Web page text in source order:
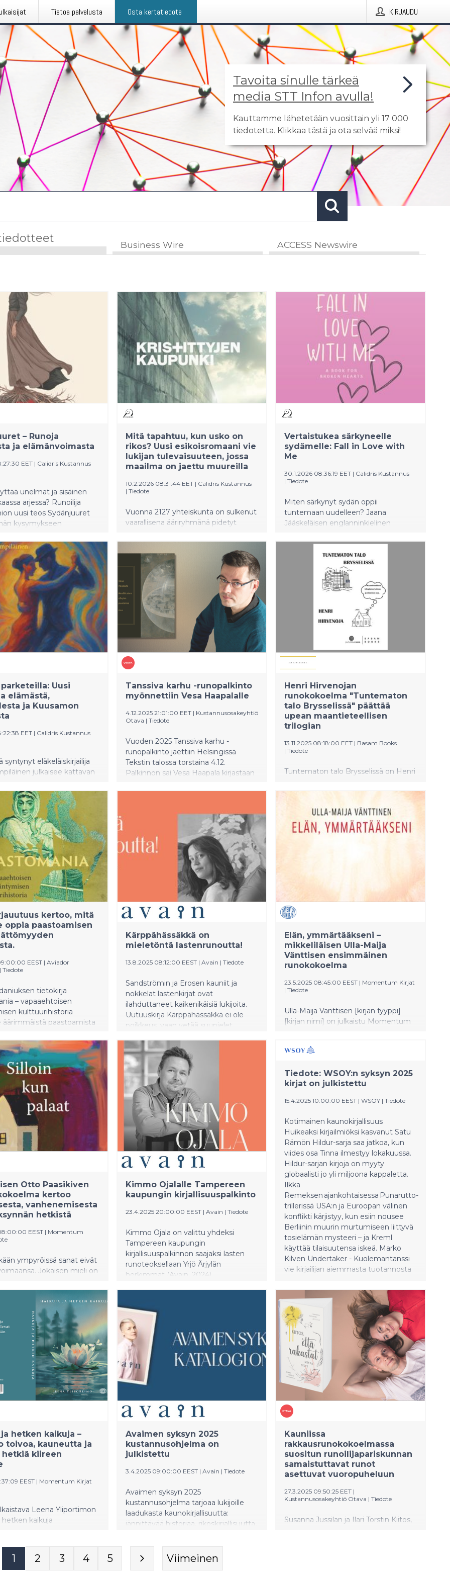
Tietoa palvelusta Osta kertatiedote KIRJAUDU
Tavoita sinulle tärkeä
media STT Infon avulla!
Kauttamme lähetetään vuosittain yli 17 000
tiedotetta. Klikkaa tästä ja ota selvää miksi!
Business Wire ACCESS Newswire
– Runoja
ja elämänvoimasta
EET | Calidris Kustannus
unelmat ja sisäinen
arjessa? Runoilija
uusi teos Sydänjuuret
kysymykseen
ja löytää omat
kun päivät ja viikot
liiankin nopeasti.
Mitä tapahtuu, kun usko on
rikos? Uusi esikoisromaani vie
lukijan tulevaisuuteen, jossa
maailma on jaettu muureilla
10.2.2026 08:31:44 EET | Calidris Kustannus
| Tiedote
Vuonna 2127 yhteiskunta on sulkenut
vaarallisena ääriryhmänä pidetyt
Tamperelaisen Emmi Reinikaisen
esikoisteos Kristittyjen kaupunki on
vangitseva nuorten aikuisten
dystopia, joka kysyy, voiko kahden
vastakkaisen maailman välillä elää
säilyttäen oman totuutensa.
Vertaistukea särkyneelle
sydämelle: Fall in Love with
Me
30.1.2026 08:36:19 EET | Calidris Kustannus
| Tiedote
Miten särkynyt sydän oppii
tuntemaan uudelleen? Jaana
Jääskeläisen englanninkielinen
lohdullinen kuvaus sydänsurun
viidestä vaiheesta ja matkasta
takaisin kohti eheytynyttä minää.
Uusi
elämästä,
ja Kuusamon
EET | Calidris Kustannus
syntynyt eläkeläiskirjailija
julkaisee kattavan
katsaus
maalliseen
teini-iästä eläkeikään –
joka kattaa lähes kuusi
Tanssiva karhu -runopalkinto
myönnettiin Vesa Haapalalle
4.12.2025 21:01:00 EET | Kustannusosakeyhtiö
Otava | Tiedote
Vuoden 2025 Tanssiva karhu -
runopalkinto jaettiin Helsingissä
Tekstin talossa torstaina 4.12.
Palkinnon sai Vesa Haapala kirjastaan
Palkinnon jakoi Runousyhdistys
Henri Hirvenojan
runokokoelma "Tuntematon
talo Brysselissä" päättää
upean maantieteellisen
trilogian
13.11.2025 08:18:00 EET | Basam Books
| Tiedote
Tuntematon talo Brysselissä on Henri
hänen maantieteellisen trilogiansa
katsauksen Brysseliin runoilijan omien
kokemusten kautta. Palkittu
Hirvenoja tunnetaan omintakeisesta
kertoo, mitä
oppia paastoamisen
EEST | Aviador
| Tiedote
tietokirja
– vapaaehtoisen
kulttuurihistoria
äärimmäistä paastoamista
naisnäkökulmasta.
Kärppähässäkkä on
mieletöntä lastenrunoutta!
13.8.2025 08:12:00 EEST | Avain | Tiedote
Sandströmin ja Erosen kauniit ja
nokkelat lastenkirjat ovat
ilahduttaneet kaikenikäisiä lukijoita.
Uutuuskirja Kärppähässäkkä ei ole
poikkeus, vaan vetää suupielet
Elän, ymmärtääkseni –
mikkeliläisen Ulla-Maija
Vänttisen ensimmäinen
runokokoelma
23.5.2025 08:45:00 EEST | Momentum Kirjat
| Tiedote
Ulla-Maija Vänttisen [kirjan tyyppi]
[kirjan nimi] on julkaistu Momentum
kirjaimellisesti yksisormijärjestelmän
sykettä, henkeä mutta näytöllä
makaa puolitajuttomia, tajuttoman
kuolemanvakavaa sisäpiirihauskaa ei
muut ymmärrä joku toinen nyt olen
kuollut niin kuollut kuin elossa oleva
voi olla kyllä kuolemani jälkeen on
itkettävä vielä enemmän, jos elävänä
kuolen ' Ulla-Maija Vänttinen on
mikkeliläinen opettaja, lavarunoilija ja
musiikin harrastaja. Elän,
ymmärtääkseni on hänen
ensimmäinen runokokoelmansa.
Aiemmin häneltä on julkaistu
novellikokoelma Omatoimimatka.
VÄNTTINEN, ULLA-MAIJA : Elän,
ymmärtääkseni 69 sivua Nidottu,
pehmeäkantinen ISBN
9789524171779 Ilmestymisaika:
Toukokuu 2025 Arvostelukappaleet,
Lähetämme pyynnöstä
arvostelukappaleen teoksesta joko
painettuna tai sähköpostitse.
Arvostelukappalepyynnöt,
haastattelupyynnöt sekä tiedustelut
Otto Paasikiven
kertoo
vanhenemisesta
hetkistä
EEST | Momentum
ympyröissä sanat eivät
Jokaisen mieli on
on värejä ja
sopusointua.”
Kimmo Ojalalle Tampereen
kaupungin kirjallisuuspalkinto
23.4.2025 20:00:00 EEST | Avain | Tiedote
Kimmo Ojala on valittu yhdeksi
Tampereen kaupungin
kirjallisuuspalkinnon saajaksi lasten
runoteoksellaan Yrjö Ärjylän
herkimmät (Avain, 2024).
Tiedote: WSOY:n syksyn 2025
kirjat on julkistettu
15.4.2025 10:00:00 EEST | WSOY | Tiedote
Kotimainen kaunokirjallisuus
Huikeaksi kirjailmiöksi kasvanut Satu
Rämön Hildur-sarja saa jatkoa, kun
viides osa Tinna ilmestyy lokakuussa.
Hildur-sarjan kirjoja on myyty
globaalisti jo yli miljoona kappaletta.
Ilkka
Remeksen ajankohtaisessa Punarutto-
trillerissä USA:n ja Euroopan välinen
konflikti kärjistyy, kun esiin nousee
Berliinin muurin murtumiseen liittyvä
tosielämän mysteeri – ja Kreml
käyttää tilaisuutensa iskeä. Marko
Kilven Undertaker - Kuolemantanssi
vie kirjailijan aiemmasta tuotannosta
hautaustoimiston arkeen. Minna
Rytisalon Sylvia käsittelee Lapin
myyttiä ja legendaa, Petronellaa.
Sylvia on romaani siitä, millaista on
elää maailmassa, jossa sota on
päättynyt mutta epäluulo ei ole
hävinnyt. Maria Mustrannan
koskettava psykologinen romaani
Toivon talo vie ihmisyyden suurten
kysymysten äärelle. Laura
Gustafssonin Lihakirja on vaikuttava ja
peloton romaani vallasta, ruumiista ja
rajojen rikkomisesta. Tiina
hetken kaikuja –
toivoa, kauneutta ja
hetkiä kiireen
EEST | Momentum Kirjat
Leena Yliportimon
hetken kaikuja
haikurunouden muodon
mielenmaisemaan ja
Avaimen syksyn 2025
kustannusohjelma on
julkistettu
3.4.2025 09:00:00 EEST | Avain | Tiedote
Avaimen syksyn 2025
kustannusohjelma tarjoaa lukijoille
laadukasta kaunokirjallisuutta:
jännittävää historiaa, rikoskirjallisuutta,
odotetun sateenkaariromaanin. Pia
Perkiön uusi runokirja pohtii
Kauniissa
rakkausrunokokoelmassa
suositun runoilijapariskunnan
samaistuttavat runot
asettuvat vuoropuheluun
27.3.2025 09:50:25 EET |
Kustannusosakeyhtiö Otava | Tiedote
Susanna Jussilan ja Ilari Torstin Kiitos,
1 2 3 4 5 Viimeinen